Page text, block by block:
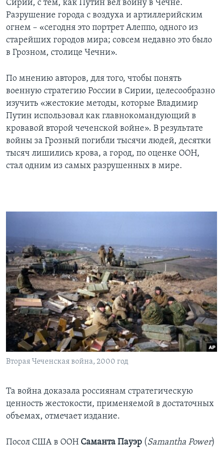
Сирии, с тем, как Путин вел войну в Чечне.
Разрушение города с воздуха и артиллерийским
огнем – «сегодня это портрет Алеппо, одного из
старейших городов мира; совсем недавно это было
в Грозном, столице Чечни».
По мнению авторов, для того, чтобы понять
военную стратегию России в Сирии, целесообразно
изучить «жестокие методы, которые Владимир
Путин использовал как главнокомандующий в
кровавой второй чеченской войне». В результате
войны за Грозный погибли тысячи людей, десятки
тысяч лишились крова, а город, по оценке ООН,
стал одним из самых разрушенных в мире.
Вторая Чеченская война, 2000 год
Та война доказала россиянам стратегическую
ценность жестокости, применяемой в достаточных
объемах, отмечает издание.
Посол США в ООН Саманта Пауэр (Samantha Power)